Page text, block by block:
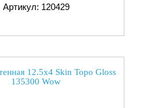
Артикул: 120429
12.5x4 Skin Topo Gloss
135300 Wow